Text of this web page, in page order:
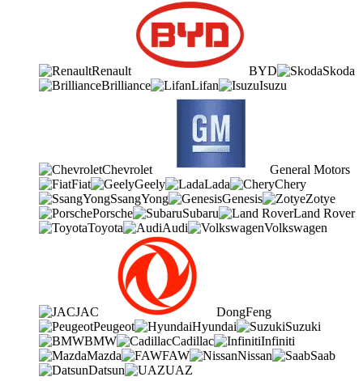
Renault BYD
Skoda
Brilliance
Lifan Isuzu
Chevrolet
General Motors
Fiat
Geely Lada
Chery
SsangYong
Genesis
Zotye
Porsche
Subaru
Land Rover
Toyota
Audi Volkswagen
JAC
DongFeng
Peugeot
Hyundai
Suzuki
BMW
Cadillac
Infiniti
Mazda
FAW Nissan
Saab
Datsun
UAZ